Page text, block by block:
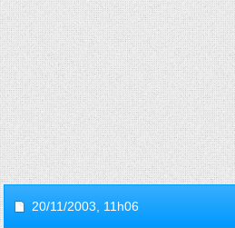
20/11/2003, 11h06